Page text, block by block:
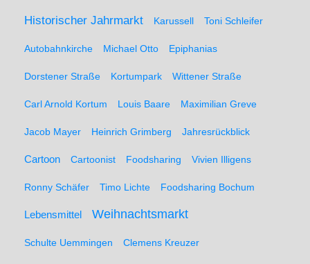
Historischer Jahrmarkt Karussell Toni Schleifer
Autobahnkirche Michael Otto Epiphanias
Dorstener Straße Kortumpark Wittener Straße
Carl Arnold Kortum Louis Baare Maximilian Greve
Jacob Mayer Heinrich Grimberg Jahresrückblick
Cartoon Cartoonist Foodsharing Vivien Illigens
Ronny Schäfer Timo Lichte Foodsharing Bochum
Lebensmittel Weihnachtsmarkt
Schulte Uemmingen Clemens Kreuzer